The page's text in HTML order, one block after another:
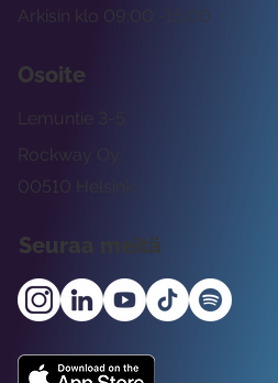
Arkisin klo 09:00 -15:00
Osoite
Rockway Oy
Lemuntie 3-5
00510 Helsinki
Seuraa meitä